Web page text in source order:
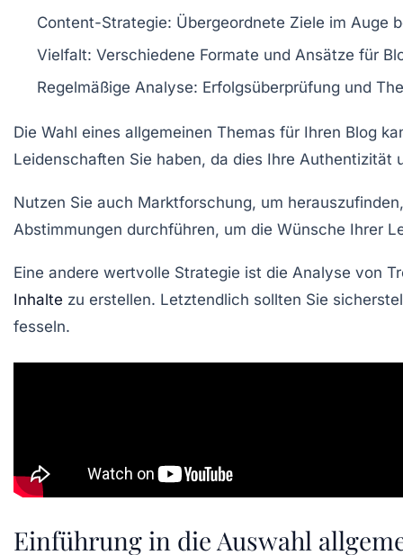
Content-Strategie: Übergeordnete Ziele im Auge
Vielfalt: Verschiedene Formate und Ansätze für
Regelmäßige Analyse: Erfolgsüberprüfung und
Die Wahl eines allgemeinen Themas für Ihren Blog
Leidenschaften Sie haben, da dies Ihre Authentizität
Nutzen Sie auch Marktforschung, um
Abstimmungen durchführen, um die Wünsche Ihrer
Eine andere wertvolle Strategie ist die Analyse von
Inhalte zu erstellen. Letztendlich sollten Sie
fesseln.
Einführung in die Auswahl